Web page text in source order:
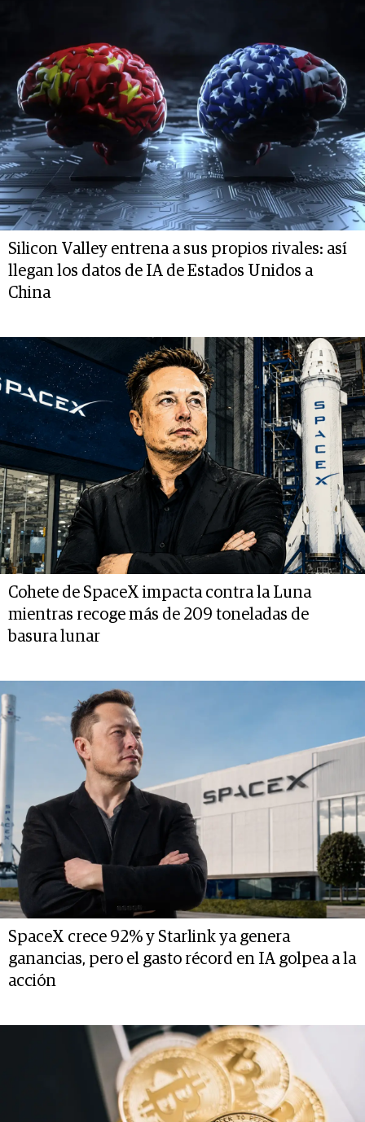
Silicon Valley entrena a sus propios rivales: así
llegan los datos de IA de Estados Unidos a
China
Cohete de SpaceX impacta contra la Luna
mientras recoge más de 209 toneladas de
basura lunar
SpaceX crece 92% y Starlink ya genera
ganancias, pero el gasto récord en IA golpea a la
acción